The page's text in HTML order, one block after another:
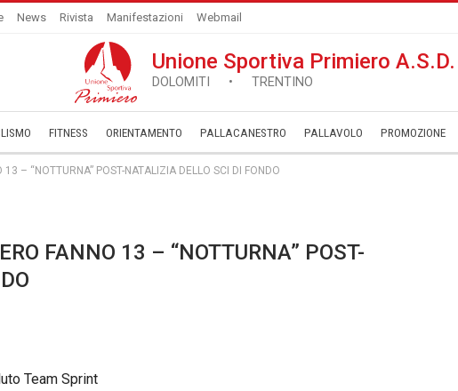
News Rivista Manifestazioni Webmail
Unione Sportiva Primiero A.S.D.
DOLOMITI • TRENTINO
FITNESS ORIENTAMENTO PALLACANESTRO PALLAVOLO ­PROMOZIONE
13 – “NOTTURNA” POST-NATALIZIA DELLO SCI DI FONDO
FANNO 13 – “NOTTURNA” POST-
Team Sprint